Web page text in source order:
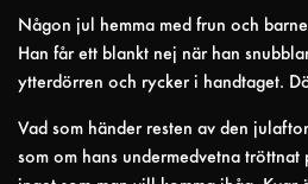
Någon jul hemma med frun och
Han får ett blankt nej när han
ytterdörren och rycker i handtaget.
Vad som händer resten av den
som om hans undermedvetna